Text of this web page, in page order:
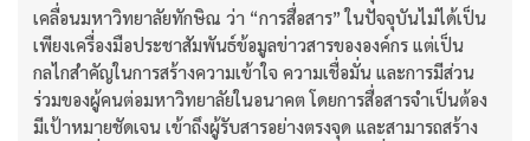
เคลื่อนมหาวิทยาลัยทักษิณ ว่า “การสื่อสาร” ในปัจจุบันไม่ได้เป็น
เพียงเครื่องมือประชาสัมพันธ์ข้อมูลข่าวสารขององค์กร แต่เป็น
กลไกสำคัญในการสร้างความเข้าใจ ความเชื่อมั่น และการมีส่วน
ร่วมของผู้คนต่อมหาวิทยาลัยในอนาคต โดยการสื่อสารจำเป็นต้อง
มีเป้าหมายชัดเจน เข้าถึงผู้รับสารอย่างตรงจุด และสามารถสร้าง